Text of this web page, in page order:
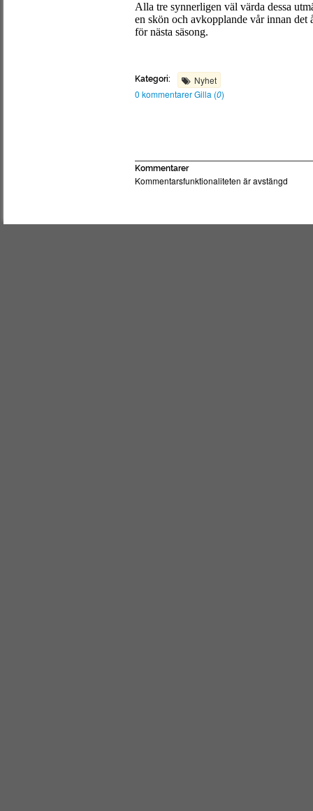
Alla tre synnerligen väl värda dessa
en skön och avkopplande vår innan det
för nästa säsong.
Kategori:
Nyhet
0 kommentarerGilla (0)
Kommentarer
Kommentarsfunktionaliteten är avstängd